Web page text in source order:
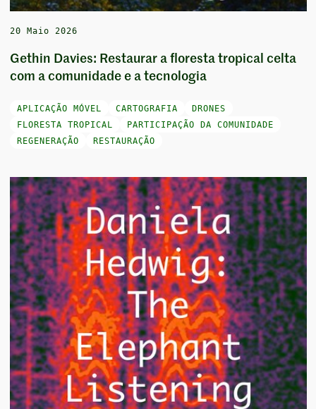
20 Maio 2026
Gethin Davies: Restaurar a floresta tropical celta
com a comunidade e a tecnologia
APLICAÇÃO MÓVEL CARTOGRAFIA
DRONES
FLORESTA TROPICAL
PARTICIPAÇÃO DA COMUNIDADE
REGENERAÇÃO
RESTAURAÇÃO